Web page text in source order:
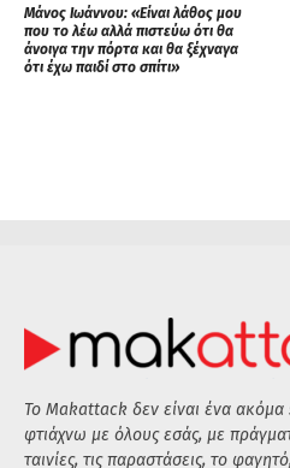
Μάνος Ιωάννου: «Είναι λάθος μου
που το λέω αλλά πιστεύω ότι θα
άνοιγα την πόρτα και θα ξέχναγα
ότι έχω παιδί στο σπίτι»
Το Makattack δεν είναι ένα
φτιάχνω με όλους εσάς, με
ταινίες, τις παραστάσεις, το